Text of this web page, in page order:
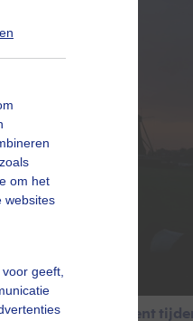
om het
websites
geeft,
op het juiste moment